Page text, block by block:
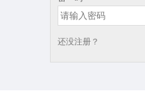
还没注册？